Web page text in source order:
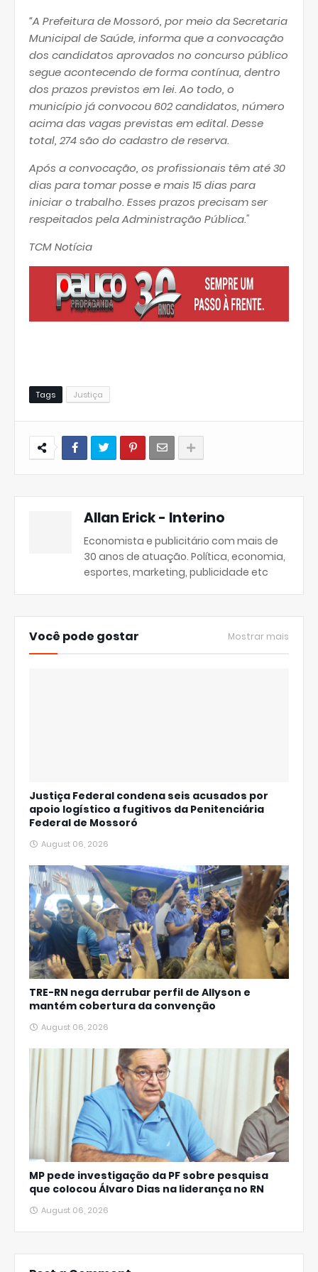
“A Prefeitura de Mossoró, por meio da Secretaria
Municipal de Saúde, informa que a convocação
dos candidatos aprovados no concurso público
segue acontecendo de forma contínua, dentro
dos prazos previstos em lei. Ao todo, o
município já convocou 602 candidatos, número
acima das vagas previstas em edital. Desse
total, 274 são do cadastro de reserva.
Após a convocação, os profissionais têm até 30
dias para tomar posse e mais 15 dias para
iniciar o trabalho. Esses prazos precisam ser
respeitados pela Administração Pública."
TCM Notícia
Tags Justiça
Allan Erick - Interino
Economista e publicitário com mais de
30 anos de atuação. Política, economia,
esportes, marketing, publicidade etc
Você pode gostar Mostrar mais
Justiça Federal condena seis acusados por
apoio logístico a fugitivos da Penitenciária
Federal de Mossoró
August 06, 2026
TRE-RN nega derrubar perfil de Allyson e
mantém cobertura da convenção
August 06, 2026
MP pede investigação da PF sobre pesquisa
que colocou Álvaro Dias na liderança no RN
August 06, 2026